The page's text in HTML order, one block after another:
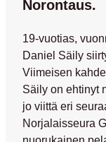
Norontaus.
19-vuotias,
Daniel Säily
Viimeisen
Säily on ehtinyt
jo viittä eri
Norjalaisseura